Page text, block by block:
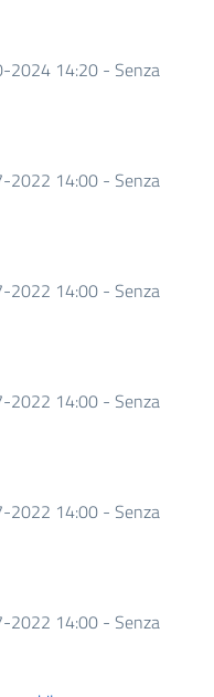
2024 14:20 - Senza
2022 14:00 - Senza
2022 14:00 - Senza
2022 14:00 - Senza
2022 14:00 - Senza
2022 14:00 - Senza